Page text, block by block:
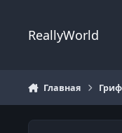
ReallyWorld
Главная